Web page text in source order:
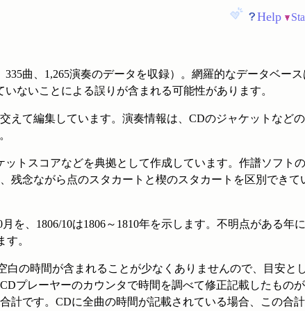
Help
曲、1,265演奏のデータを収録）。網羅的なデータベー
ないことによる誤りが含まれる可能性があります。
えて編集しています。演奏情報は、CDのジャケットなど
トスコアなどを典拠として作成しています。作譜ソフト
残念ながら点のスタカートと楔のスタカートを区別できて
を、1806/10は1806～1810年を示します。不明点がある年
。
の時間が含まれることが少なくありませんので、目安と
プレーヤーのカウンタで時間を調べて修正記載したもの
計です。CDに全曲の時間が記載されている場合、この合計